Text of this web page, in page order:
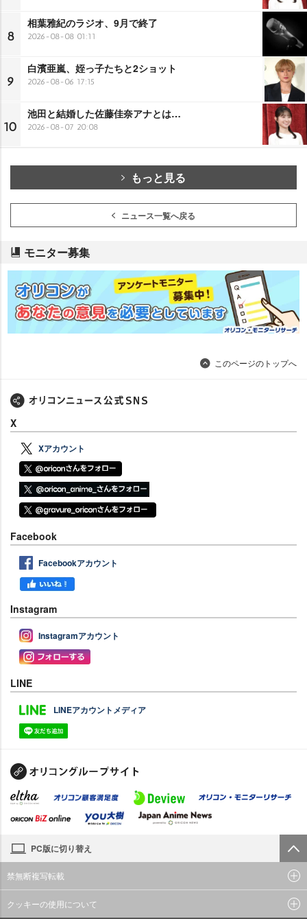
8
相葉雅紀のラジオ、9月で終了
2026-08-08 01:11
9
白濱亜嵐、姪っ子たちと2ショット
2026-08-06 17:15
10
池田と結婚した佐藤佳奈アナとは…
2026-08-07 20:08
もっと見る
ニュース一覧へ戻る
モニター募集
このページのトップへ
X
Xアカウント
Facebook
Facebookアカウント
Instagram
Instagramアカウント
LINE
LINEアカウントメディア
PC版に切り替え
禁無断複写転載
クッキーの使用について